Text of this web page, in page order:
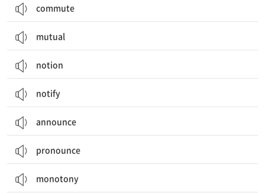
commute
mutual
notion
notify
announce
pronounce
monotony